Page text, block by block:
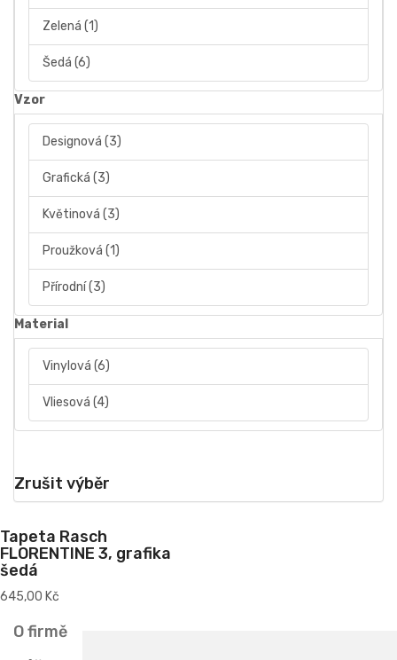
Zelená (1)
Šedá (6)
Vzor
Designová (3)
Grafická (3)
Květinová (3)
Proužková (1)
Přírodní(3)
Material
Vinylová (6)
Vliesová (4)
Zrušit výběr
Tapeta Rasch
FLORENTINE 3, grafika
šedá
645,00 Kč
O firmě